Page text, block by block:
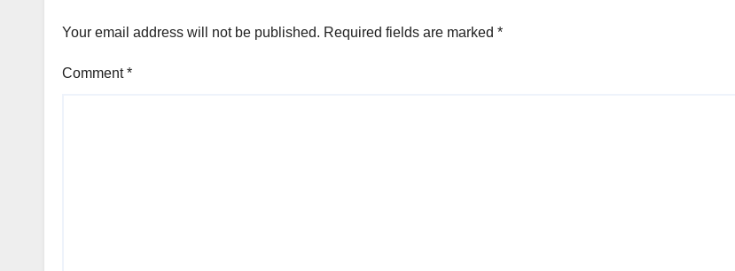
Your email address will not be published. Required fields are marked *
Comment*